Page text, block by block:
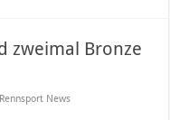
zweimal Bronze
Rennsport News